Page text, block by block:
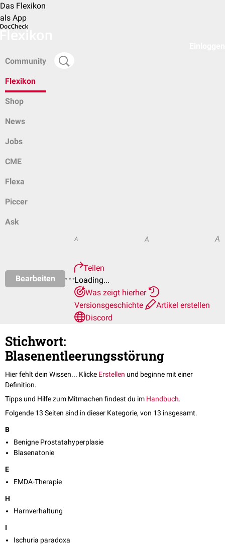
Das Flexikon
als App
Community
Flexikon
Shop
News
Jobs
CME
Flexa
Piccer
Ask
Bearbeiten
A A A
Teilen
Loading...
Was zeigt hierher
Versionsgeschichte
Artikel erstellen
Discord
Stichwort:
Blasenentleerungsstörung
Hier fehlt dein Wissen... Klicke Erstellen und beginne mit einer
Definition.
Tipps und Hilfe zum Mitmachen findest du im Handbuch.
Folgende 13 Seiten sind in dieser Kategorie, von 13 insgesamt.
B
Benigne Prostatahyperplasie
Blasenatonie
E
EMDA-Therapie
H
Harnverhaltung
I
Ischuria paradoxa